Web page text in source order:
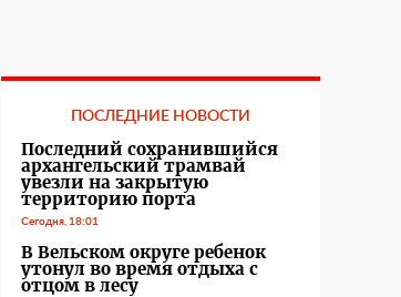
ПОСЛЕДНИЕ НОВОСТИ
Последний сохранившийся
архангельский трамвай
увезли на закрытую
территорию порта
Сегодня, 18:01
В Вельском округе ребенок
утонул во время отдыха с
отцом в лесу